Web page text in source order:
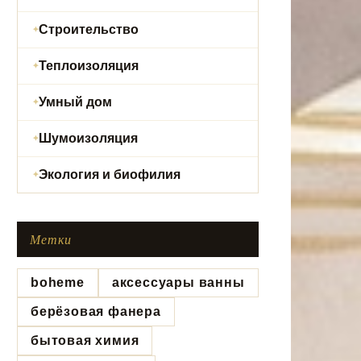
Строительство
Теплоизоляция
Умный дом
Шумоизоляция
Экология и биофилия
Метки
boheme аксессуары ванны
берёзовая фанера
бытовая химия